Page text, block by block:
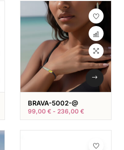
BRAVA-5002-@
99,00 € - 236,00 €